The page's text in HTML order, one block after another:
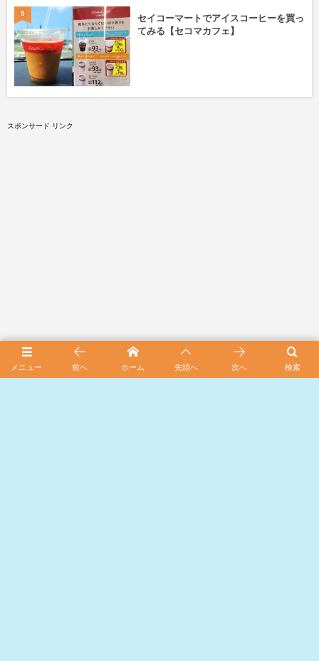
セイコーマートでアイスコーヒーを買っ
てみる【セコマカフェ】
5
スポンサード リンク
メニュー 検索
前へ ホーム 先頭へ 次へ